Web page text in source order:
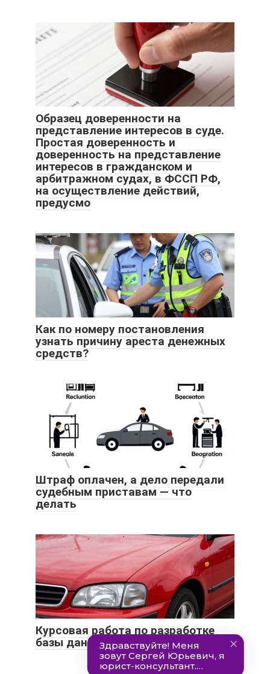
Образец доверенности на
представление интересов в суде.
Простая доверенность и
доверенность на представление
интересов в гражданском и
арбитражном судах, в ФССП РФ,
на осуществление действий,
предусмо
Как по номеру постановления
узнать причину ареста денежных
средств?
Штраф оплачен, а дело передали
судебным приставам — что
делать
Курсовая работа по разработке
базы данных ГИБДД